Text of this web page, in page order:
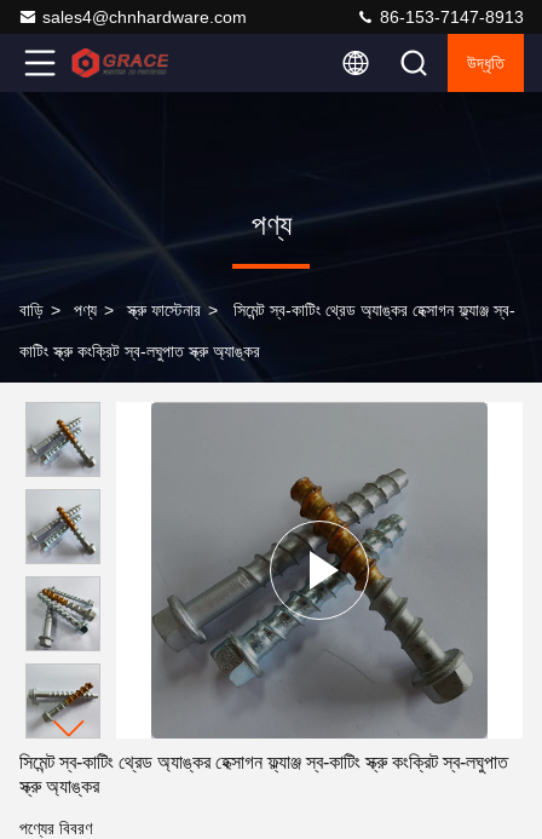
sales4@chnhardware.com 86-153-7147-8913
উদ্ধৃতি
পণ্য
বাড়ি > পণ্য > স্ক্রু ফাস্টেনার > সিমেন্ট স্ব-কাটিং থ্রেড অ্যাঙ্কর হেক্সাগন ফ্ল্যাঞ্জ স্ব-
কাটিং স্ক্রু কংক্রিট স্ব-লঘুপাত স্ক্রু অ্যাঙ্কর
সিমেন্ট স্ব-কাটিং থ্রেড অ্যাঙ্কর হেক্সাগন ফ্ল্যাঞ্জ স্ব-কাটিং স্ক্রু কংক্রিট স্ব-লঘুপাত
স্ক্রু অ্যাঙ্কর
পণ্যের বিবরণ